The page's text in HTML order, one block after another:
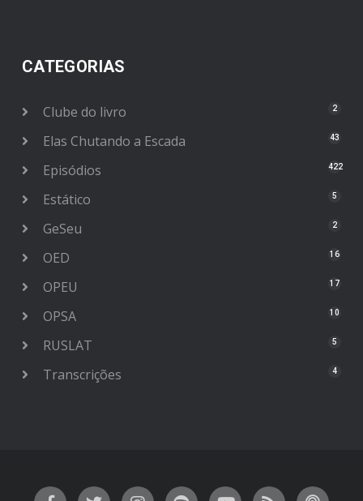
CATEGORIAS
Clube do livro 2
Elas Chutando a Escada 43
Episódios 422
Estático 5
GeSeu 2
OED 16
OPEU 17
OPSA 10
RUSLAT 5
Transcrições 4